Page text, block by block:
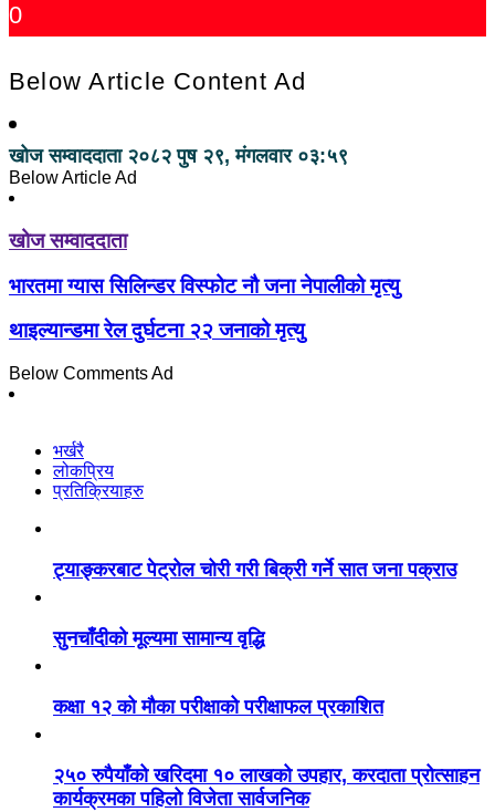
0
Below Article Content Ad
खोज सम्वाददाता २०८२ पुष २९, मंगलवार ०३:५९
Below Article Ad
खोज सम्वाददाता
भारतमा ग्यास सिलिन्डर विस्फोट नौ जना नेपालीको मृत्यु
थाइल्यान्डमा रेल दुर्घटना २२ जनाको मृत्यु
Below Comments Ad
भर्खरै
लोकप्रिय
प्रतिक्रियाहरु
ट्याङ्करबाट पेट्रोल चोरी गरी बिक्री गर्ने सात जना पक्राउ
सुनचाँदीको मूल्यमा सामान्य वृद्धि
कक्षा १२ को मौका परीक्षाको परीक्षाफल प्रकाशित
२५० रुपैयाँको खरिदमा १० लाखको उपहार, करदाता प्रोत्साहन
कार्यक्रमका पहिलो विजेता सार्वजनिक